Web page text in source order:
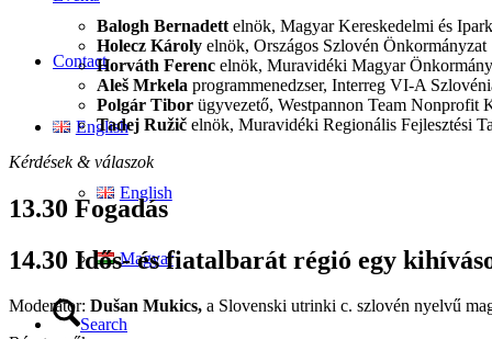
Contact
English
English
Magyar
Search
Balogh Bernadett elnök, Magyar Kereskedelmi és
Holecz Károly elnök, Országos Szlovén
Horváth Ferenc elnök, Muravidéki Magyar
Aleš Mrkela programmenedzser, Interreg VI-A
Polgár Tibor ügyvezető, Westpannon Team Nonprofit
Tadej Ružič elnök, Muravidéki Regionális Fejlesztési
Kérdések & válaszok
13.30 Fogadás
14.30 Idős- és fiatalbarát régió egy
Moderátor: Dušan Mukics, a Slovenski utrinki c. szlovén nyelvű